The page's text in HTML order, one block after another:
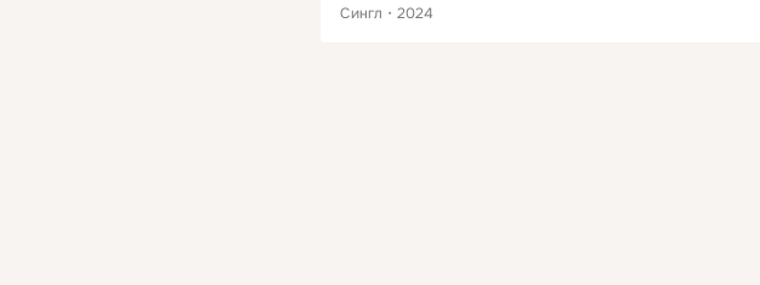
Сингл
2024